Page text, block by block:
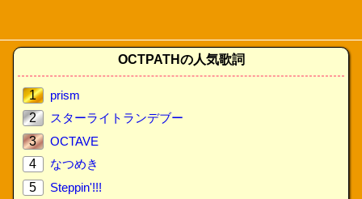
OCTPATHの人気歌詞
1
prism
2
スターライトランデブー
3
OCTAVE
4
なつめき
5
Steppin'!!!